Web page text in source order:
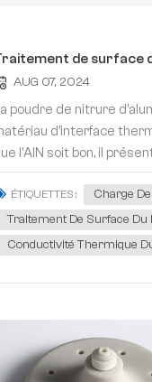
de surface
AUG 07, 2024
poudre de nitrure
d'interface
l'AlN soit bon, il
ÉTIQUETTES : Charge
Traitement De Surface
Conductivité Thermique